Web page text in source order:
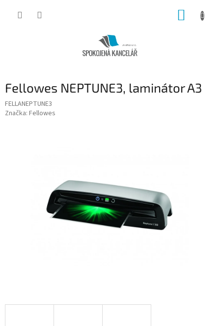
Fellowes NEPTUNE3, laminátor A3
FELLANEPTUNE3
Značka: Fellowes